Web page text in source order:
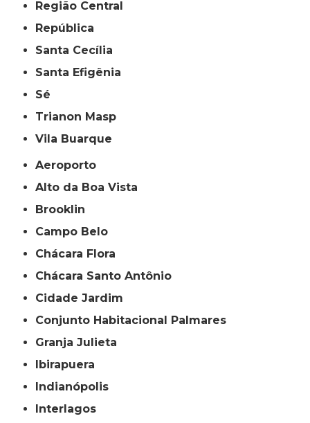
Região Central
República
Santa Cecília
Santa Efigênia
Sé
Trianon Masp
Vila Buarque
Aeroporto
Alto da Boa Vista
Brooklin
Campo Belo
Chácara Flora
Chácara Santo Antônio
Cidade Jardim
Conjunto Habitacional Palmares
Granja Julieta
Ibirapuera
Indianópolis
Interlagos